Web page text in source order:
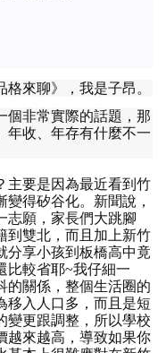
格來聊》， 我是子昂 。
個非常實際的話題 ， 那
年收
年存有什麼不一
主要是因為最近看到竹
變得矽谷化。 新聞說 ，
志願 ， 家長們大跳腳
到雙北 ， 而且加上新竹
分享小孩到板橋高中竟
比較省耶~我仔細一
的關係 ， 整個生活圈的
移入人口多 ， 而且是短
變更跟調整 ， 所以學校
越來越高 ， 導致如果你